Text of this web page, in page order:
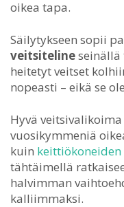
oikea tapa.
Säilytykseen sopii
veitsitelineseinällä
heitetyt veitset
nopeasti – eikä se
Hyvä
vuosikymmeniä
kuin keittiökoneiden
tähtäimellä
halvimman
kalliimmaksi.